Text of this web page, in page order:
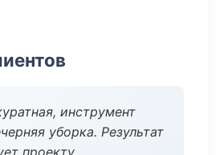
инструмент
уборка. Результат
проекту.